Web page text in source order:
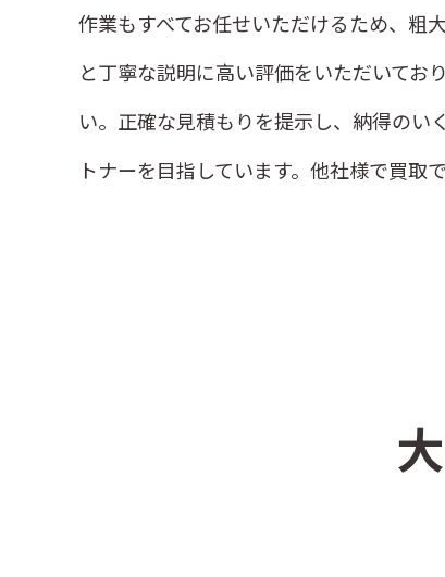
作業もすべてお任せいただけるため、粗
と丁寧な説明に高い評価をいただいてお
い。正確な見積もりを提示し、納得のい
トナーを目指しています。他社様で買取